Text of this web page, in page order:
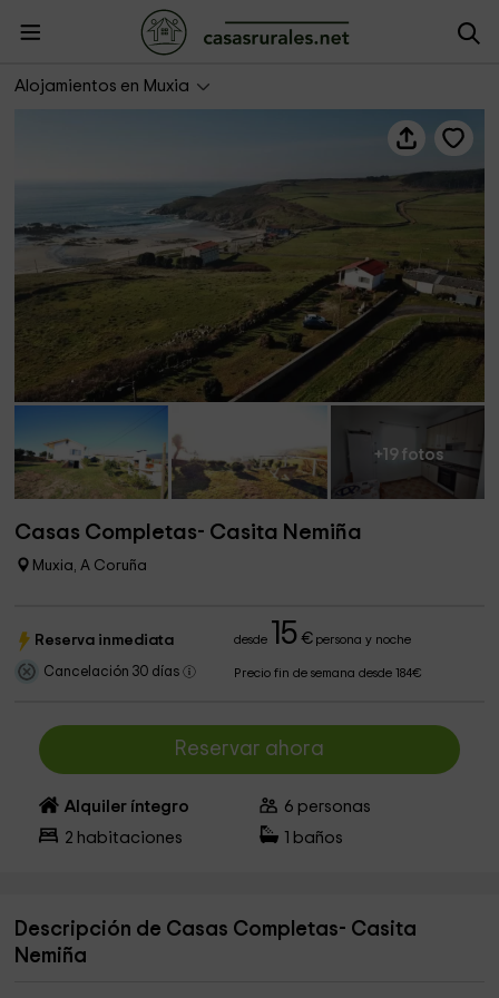
Alojamientos en Muxia
Casas Completas- Casita Nemiña
+19 fotos
Casas Completas- Casita Nemiña
Muxia, A Coruña
Reserva inmediata desde 15 €persona y noche
Cancelación 30 días Precio fin de semana desde 184€
Reservar ahora
Alquiler íntegro 6 personas
2 habitaciones baños
Descripción de Casas Completas- Casita
Nemiña